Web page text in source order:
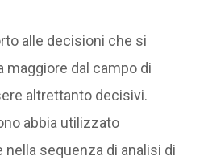
alle decisioni che si
maggiore dal campo di
altrettanto decisivi.
abbia utilizzato
nella sequenza di analisi di